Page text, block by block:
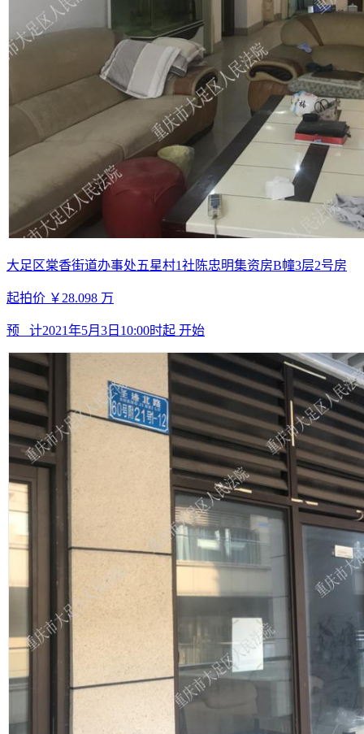
大足区棠香街道办事处五星村1社陈忠明集资房B幢3层2号房
起拍价 ￥28.098 万
预 计2021年5月3日10:00时起 开始